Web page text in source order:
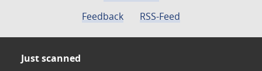
Feedback
RSS-Feed
Just scanned